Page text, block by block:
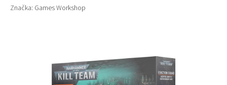
Značka: Games Workshop